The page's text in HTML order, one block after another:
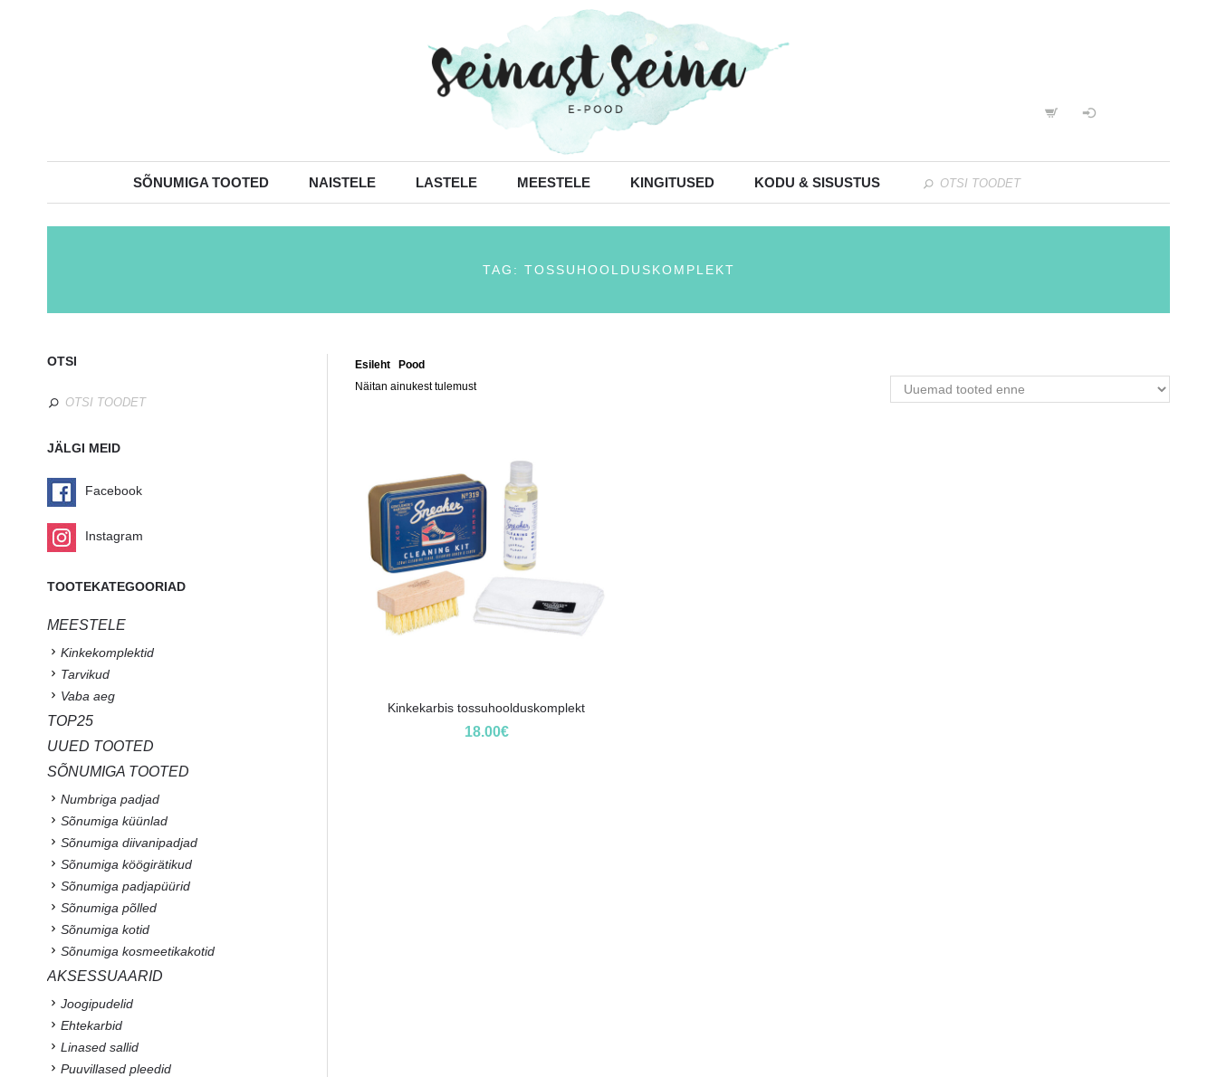
SÕNUMIGA TOOTED NAISTELE LASTELE MEESTELE KINGITUSED KODU & SISUSTUS
TAG: TOSSUHOOLDUSKOMPLEKT
Esileht /Pood
Näitan ainukest tulemust
Kinkekarbis tossuhoolduskomplekt
18.00€
OTSI
JÄLGI MEID
Facebook
Instagram
TOOTEKATEGOORIAD
MEESTELE
Kinkekomplektid
Tarvikud
Vaba aeg
TOP25
UUED TOOTED
SÕNUMIGA TOOTED
Numbriga padjad
Sõnumiga küünlad
Sõnumiga diivanipadjad
Sõnumiga köögirätikud
Sõnumiga padjapüürid
Sõnumiga põlled
Sõnumiga kotid
Sõnumiga kosmeetikakotid
AKSESSUAARID
Joogipudelid
Ehtekarbid
Linased sallid
Puuvillased pleedid